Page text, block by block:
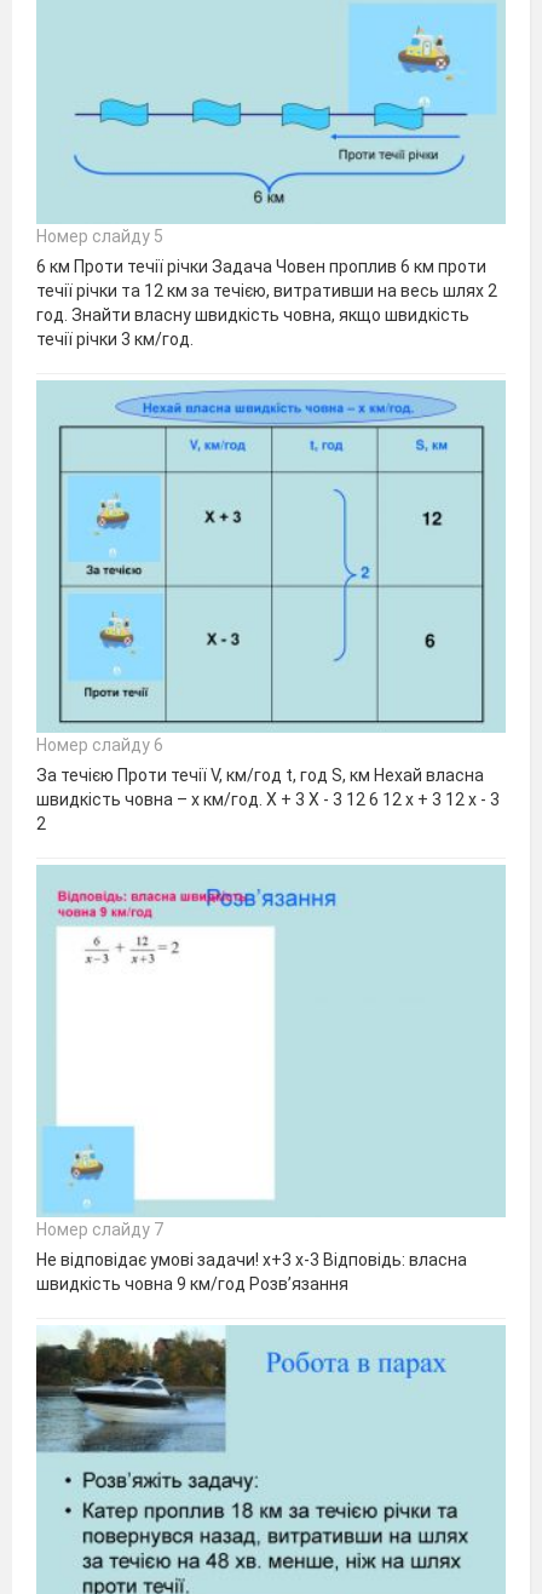
Номер слайду 5
6 км Проти течії річки Задача Човен проплив 6 км проти
течії річки та 12 км за течією, витративши на весь шлях 2
год. Знайти власну швидкість човна, якщо швидкість
течії річки 3 км/год.
Номер слайду 6
За течією Проти течії V, км/год t, год S, км Нехай власна
швидкість човна – х км/год. Х + 3 Х - 3 12 6 12 х + 3 12 х - 3
2
Номер слайду 7
Не відповідає умові задачи! х+3 х-3 Відповідь: власна
швидкість човна 9 км/год Розв’язання